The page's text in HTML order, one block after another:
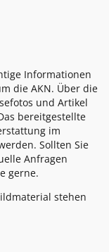
Informationen
die AKN. Über die
und Artikel
bereitgestellte
im
Sollten Sie
Anfragen
gerne.
stehen